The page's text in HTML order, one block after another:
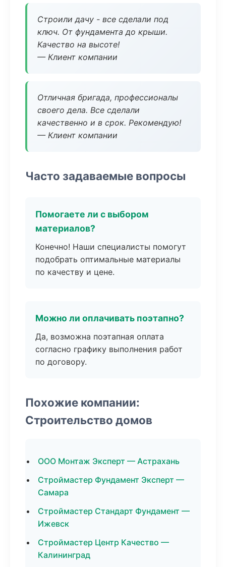
Строили дачу - все сделали под
ключ. От фундамента до крыши.
Качество на высоте!
— Клиент компании
Отличная бригада, профессионалы
своего дела. Все сделали
качественно и в срок. Рекомендую!
— Клиент компании
Часто задаваемые вопросы
Помогаете ли с выбором
материалов?
Конечно! Наши специалисты помогут
подобрать оптимальные материалы
по качеству и цене.
Можно ли оплачивать поэтапно?
Да, возможна поэтапная оплата
согласно графику выполнения работ
по договору.
Похожие компании:
Строительство домов
ООО Монтаж Эксперт — Астрахань
Строймастер Фундамент Эксперт —
Самара
Строймастер Стандарт Фундамент —
Ижевск
Строймастер Центр Качество —
Калининград